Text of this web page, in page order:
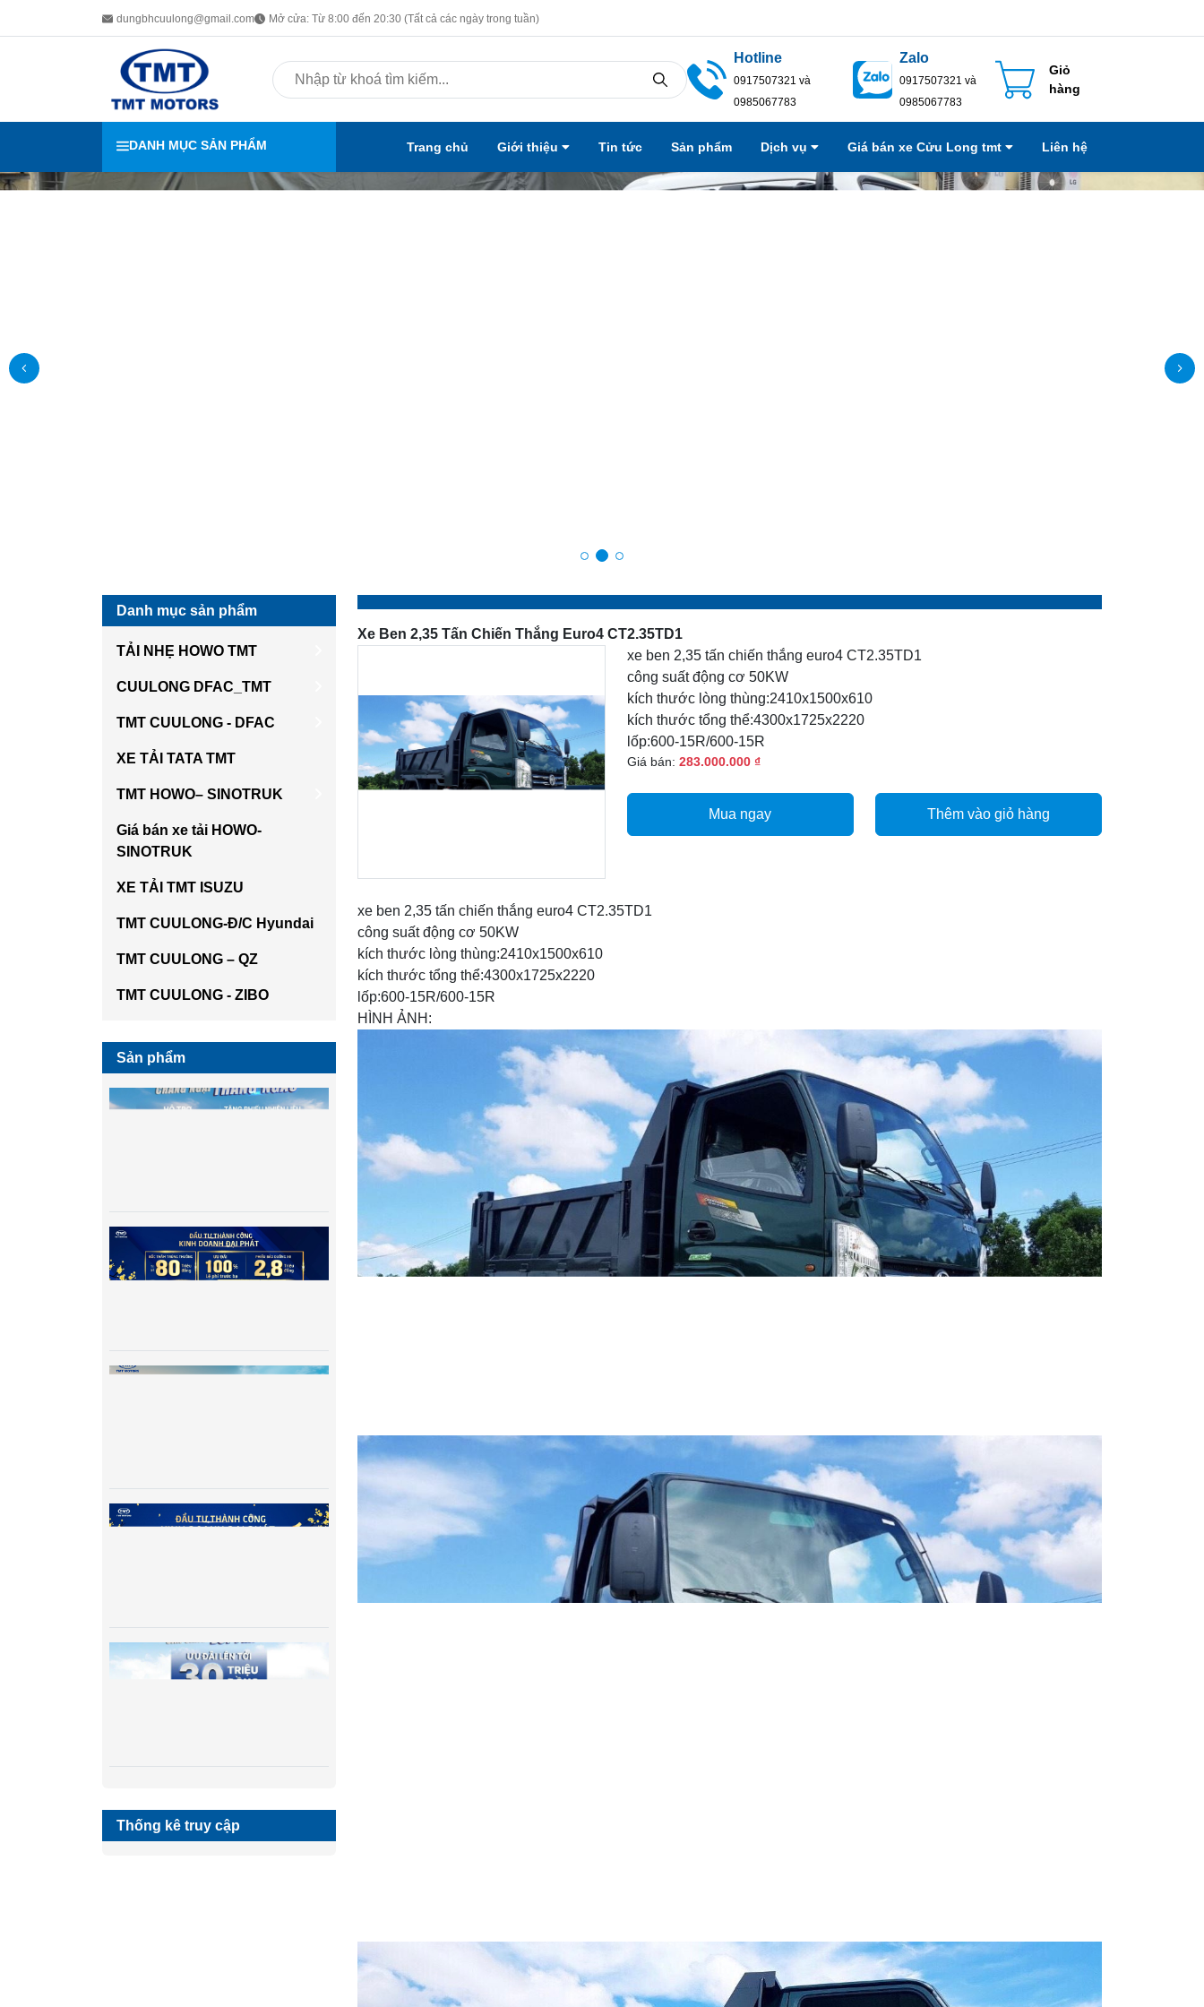
dungbhcuulong@gmail.com Mở cửa: Từ 8:00 đến 20:30 (Tất cả các ngày trong tuần)
Hotline
0917507321 và
0985067783
Zalo
0917507321 và
0985067783
Giỏ
hàng
DANH MỤC SẢN PHẨM Trang chủ Giới thiệu Tin tức Sản phẩm Dịch vụ Giá bán xe Cửu Long tmt Liên hệ
Danh mục sản phẩm
TẢI NHẸ HOWO TMT
CUULONG DFAC_TMT
TMT CUULONG - DFAC
XE TẢI TATA TMT
TMT HOWO– SINOTRUK
Giá bán xe tải HOWO-
SINOTRUK
XE TẢI TMT ISUZU
TMT CUULONG-Đ/C Hyundai
TMT CUULONG – QZ
TMT CUULONG - ZIBO
Sản phẩm
Thống kê truy cập
Xe Ben 2,35 Tấn Chiến Thắng Euro4 CT2.35TD1
xe ben 2,35 tấn chiến thắng euro4 CT2.35TD1
công suất động cơ 50KW
kích thước lòng thùng:2410x1500x610
kích thước tổng thể:4300x1725x2220
lốp:600-15R/600-15R
Giá bán: 283.000.000 ₫
Mua ngay Thêm vào giỏ hàng
xe ben 2,35 tấn chiến thắng euro4 CT2.35TD1
công suất động cơ 50KW
kích thước lòng thùng:2410x1500x610
kích thước tổng thể:4300x1725x2220
lốp:600-15R/600-15R
HÌNH ẢNH: